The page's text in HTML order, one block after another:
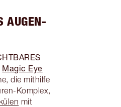
AUGEN-
Magic Eye
die mithilfe
Komplex,
mit